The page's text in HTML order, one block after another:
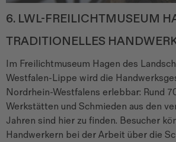
6. LWL-FREILICHTMUSEUM
TRADITIONELLES
Im Freilichtmuseum Hagen des
Westfalen-Lippe wird die
Nordrhein-Westfalens erlebbar: Rund
Werkstätten und Schmieden aus den
Jahren sind hier zu finden. Besucher
Handwerkern bei der Arbeit über die